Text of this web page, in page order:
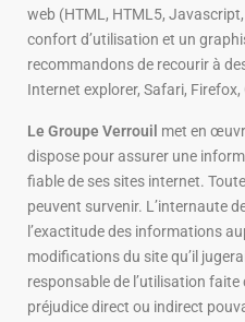
web (HTML, HTML5,
confort d’utilisation et un
recommandons de recourir à
Internet explorer, Safari,
Le Groupe Verrouil met en
dispose pour assurer une
fiable de ses sites internet.
peuvent survenir. L’internaute
l’exactitude des informations
modifications du site qu’il
responsable de l’utilisation
préjudice direct ou indirect